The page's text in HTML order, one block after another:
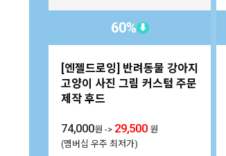
60% ⬇
[엔젤드로잉] 반려동물 강아지
고양이 사진 그림 커스텀 주문
제작 후드
74,000원 -> 29,500 원
(멤버십 우주 최저가)